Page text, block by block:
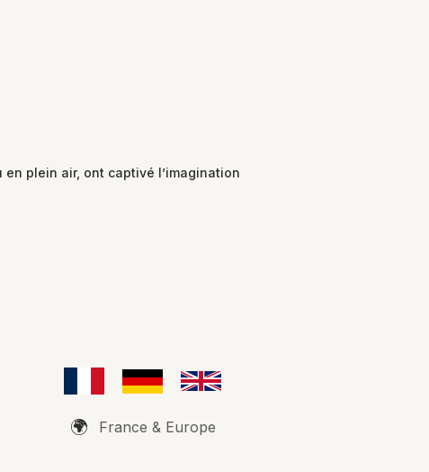
plein air, ont captivé l’imagination
🌍 France & Europe